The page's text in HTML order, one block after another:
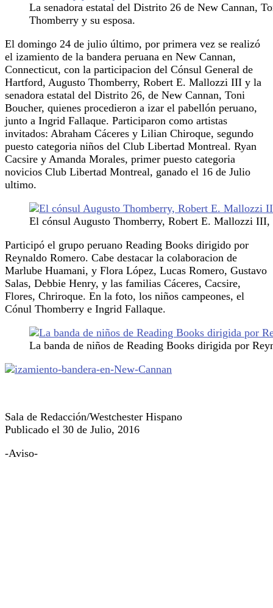
La senadora estatal del Distrito 26 de New Cannan,
Thomberry y su esposa.
El domingo 24 de julio último, por primera vez se realizó
el izamiento de la bandera peruana en New Cannan,
Connecticut, con la participacion del Cónsul General de
Hartford, Augusto Thomberry, Robert E. Mallozzi III y la
senadora estatal del Distrito 26, de New Cannan, Toni
Boucher, quienes procedieron a izar el pabellón peruano,
junto a Ingrid Fallaque. Participaron como artistas
invitados: Abraham Cáceres y Lilian Chiroque, segundo
puesto categoria niños del Club Libertad Montreal. Ryan
Cacsire y Amanda Morales, primer puesto categoria
novicios Club Libertad Montreal, ganado el 16 de Julio
ultimo.
El cónsul Augusto Thomberry, Robert E. Mallozzi
Participó el grupo peruano Reading Books dirigido por
Reynaldo Romero. Cabe destacar la colaboracion de
Marlube Huamani, y Flora López, Lucas Romero, Gustavo
Salas, Debbie Henry, y las familias Cáceres, Cacsire,
Flores, Chriroque. En la foto, los niños campeones, el
Cónul Thomberry e Ingrid Fallaque.
La banda de niños de Reading Books dirigida por
Sala de Redacción/Westchester Hispano
Publicado el 30 de Julio, 2016
-Aviso-